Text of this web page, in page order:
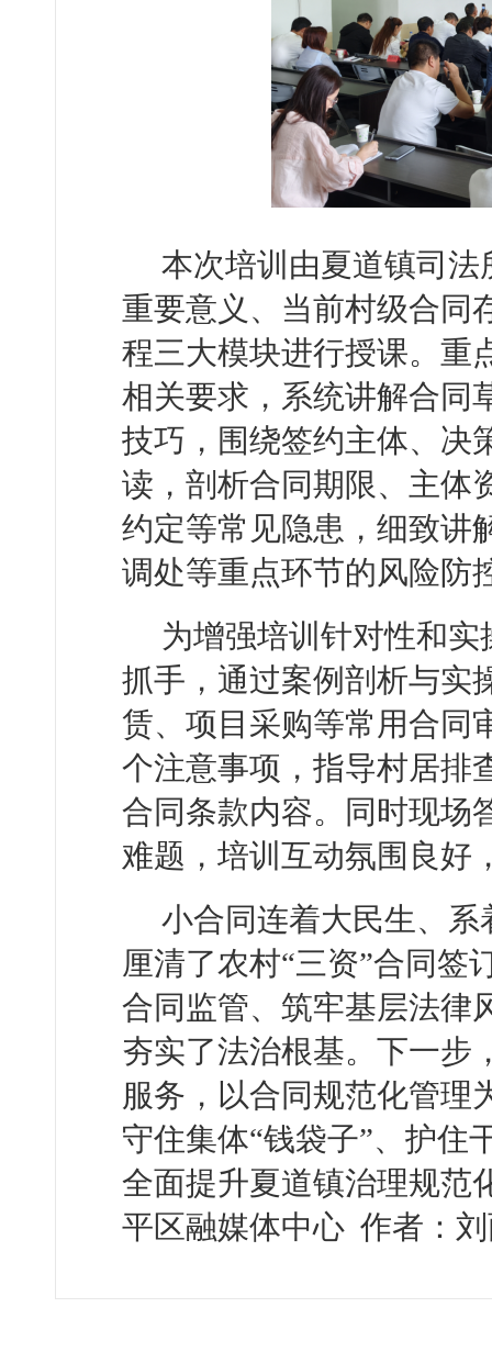
本次培训由夏道镇司
重要意义、当前村级合同
程三大模块进行授课。重
相关要求，系统讲解合同
技巧，围绕签约主体、决
读，剖析合同期限、主体
约定等常见隐患，细致讲
调处等重点环节的风险防
为增强培训针对性和
抓手，通过案例剖析与实
赁、项目采购等常用合同
个注意事项，指导村居排
合同条款内容。同时现场
难题，培训互动氛围良好
小合同连着大民生、
厘清了农村“三资”合同签
合同监管、筑牢基层法律
夯实了法治根基。下一步
服务，以合同规范化管理
守住集体“钱袋子”、护住
全面提升夏道镇治理规范
平区融媒体中心 作者：